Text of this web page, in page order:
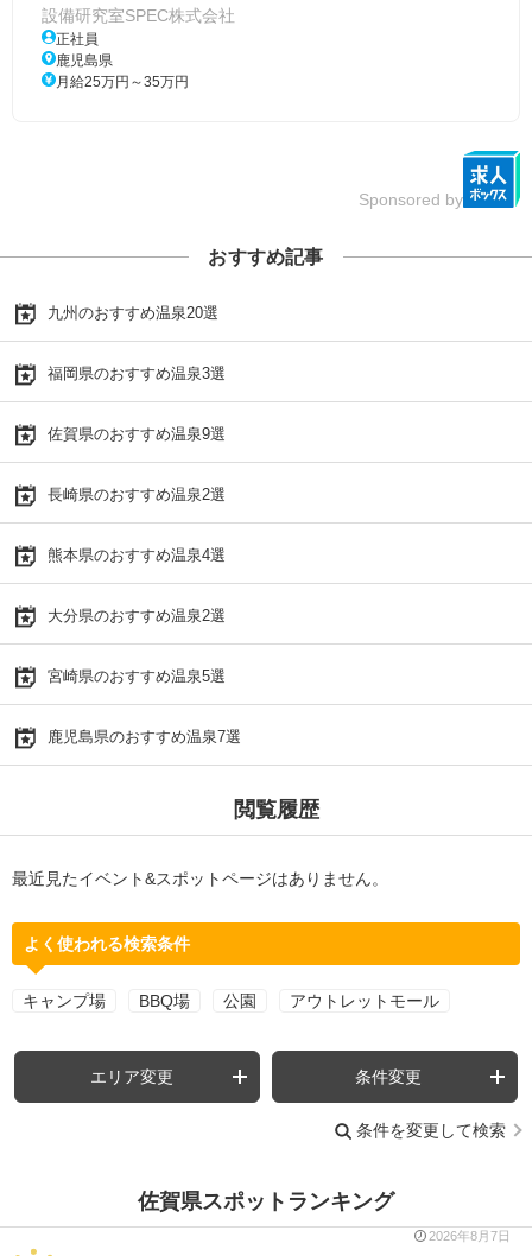
設備研究室SPEC株式会社
正社員
鹿児島県
月給25万円～35万円
Sponsored by
おすすめ記事
九州のおすすめ温泉20選
福岡県のおすすめ温泉3選
佐賀県のおすすめ温泉9選
長崎県のおすすめ温泉2選
熊本県のおすすめ温泉4選
大分県のおすすめ温泉2選
宮崎県のおすすめ温泉5選
鹿児島県のおすすめ温泉7選
閲覧履歴
最近見たイベント&スポットページはありません。
よく使われる検索条件
キャンプ場 BBQ場 公園 アウトレットモール
エリア変更 条件変更
条件を変更して検索
佐賀県スポットランキング
2026年8月7日